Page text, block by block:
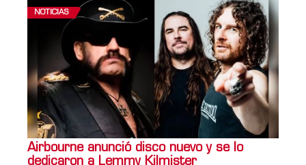
NOTICIAS
Airbourne anunció disco nuevo y se lo
dedicaron a Lemmy Kilmister